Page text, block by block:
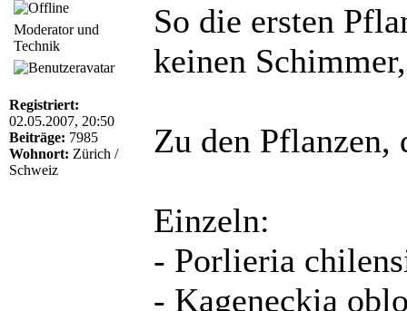
Moderator und
Technik
Registriert:
02.05.2007, 20:50
Beiträge: 7985
Wohnort: Zürich /
Schweiz
So die ersten
keinen
Zu den Pflanzen,
Einzeln:
- Porlieria
- Kageneckia